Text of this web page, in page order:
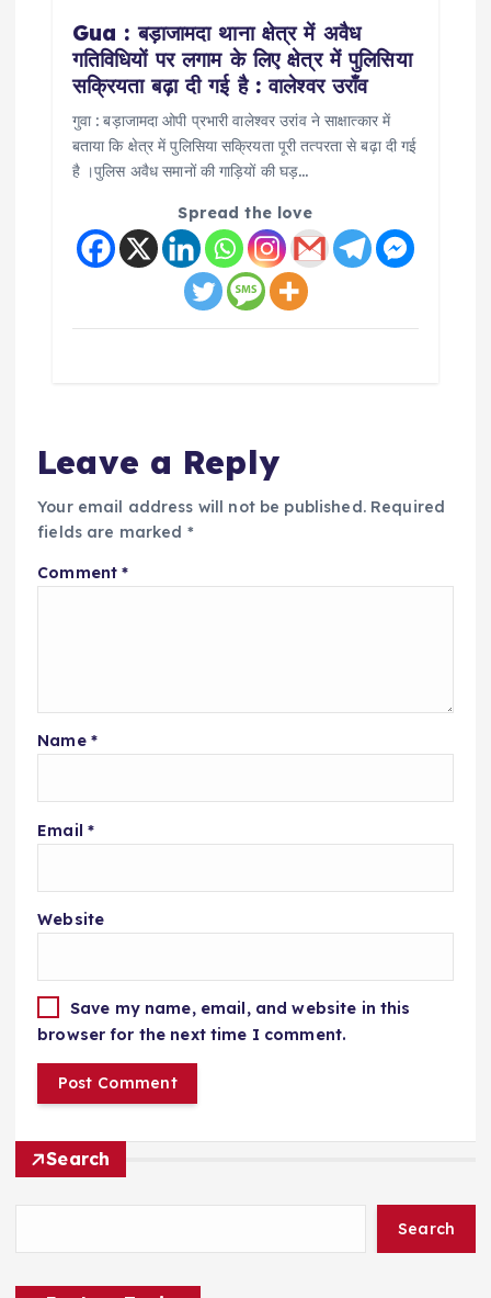
Gua : बड़ाजामदा थाना क्षेत्र में अवैध
गतिविधियों पर लगाम के लिए क्षेत्र में पुलिसिया
सक्रियता बढ़ा दी गई है : वालेश्वर उराँव
गुवा : बड़ाजामदा ओपी प्रभारी वालेश्वर उरांव ने साक्षात्कार में
बताया कि क्षेत्र में पुलिसिया सक्रियता पूरी तत्परता से बढ़ा दी गई
है ।पुलिस अवैध समानों की गाड़ियों की घड़…
Spread the love
Leave a Reply
Your email address will not be published. Required
fields are marked *
Comment*
Name *
Email *
Website
Save my name, email, and website in this
browser for the next time I comment.
Search
Search